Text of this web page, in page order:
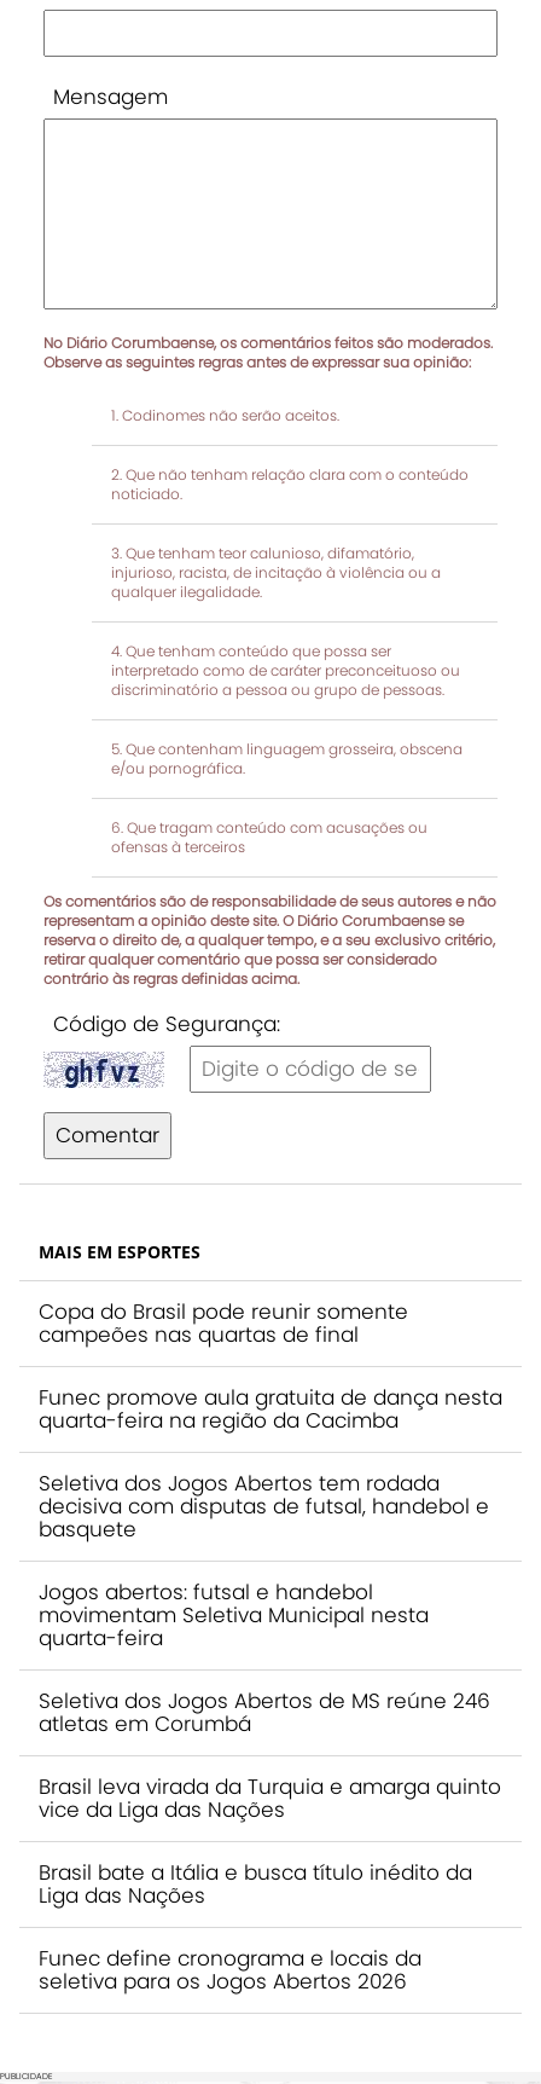
Mensagem
No Diário Corumbaense, os comentários feitos são moderados.
Observe as seguintes regras antes de expressar sua opinião:
Codinomes não serão aceitos.
Que não tenham relação clara com o conteúdo
noticiado.
Que tenham teor calunioso, difamatório,
injurioso, racista, de incitação à violência ou a
qualquer ilegalidade.
Que tenham conteúdo que possa ser
interpretado como de caráter preconceituoso ou
discriminatório a pessoa ou grupo de pessoas.
Que contenham linguagem grosseira, obscena
e/ou pornográfica.
Que tragam conteúdo com acusações ou
ofensas à terceiros
Os comentários são de responsabilidade de seus autores e não
representam a opinião deste site. O Diário Corumbaense se
reserva o direito de, a qualquer tempo, e a seu exclusivo critério,
retirar qualquer comentário que possa ser considerado
contrário às regras definidas acima.
Código de Segurança:
Comentar
MAIS EM ESPORTES
Copa do Brasil pode reunir somente
campeões nas quartas de final
Funec promove aula gratuita de dança nesta
quarta-feira na região da Cacimba
Seletiva dos Jogos Abertos tem rodada
decisiva com disputas de futsal, handebol e
basquete
Jogos abertos: futsal e handebol
movimentam Seletiva Municipal nesta
quarta-feira
Seletiva dos Jogos Abertos de MS reúne 246
atletas em Corumbá
Brasil leva virada da Turquia e amarga quinto
vice da Liga das Nações
Brasil bate a Itália e busca título inédito da
Liga das Nações
Funec define cronograma e locais da
seletiva para os Jogos Abertos 2026
PUBLICIDADE